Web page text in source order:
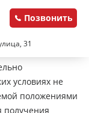
31
Позвонить
условиях не
положениями
получения